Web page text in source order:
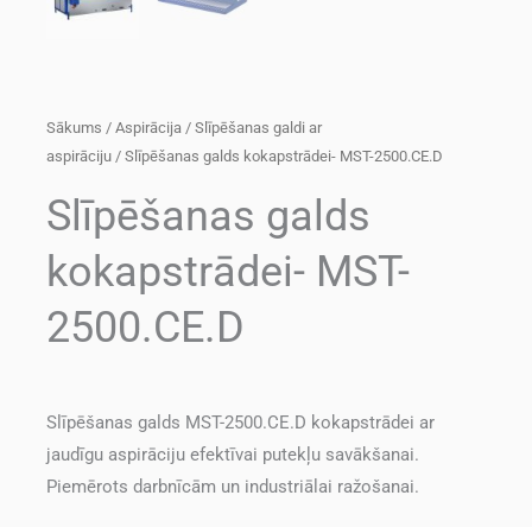
Sākums /Aspirācija /Slīpēšanas galdi ar
aspirāciju / Slīpēšanas galds kokapstrādei- MST-2500.CE.D
Slīpēšanas galds
kokapstrādei- MST-
2500.CE.D
Slīpēšanas galds MST-2500.CE.D kokapstrādei ar
jaudīgu aspirāciju efektīvai putekļu savākšanai.
Piemērots darbnīcām un industriālai ražošanai.